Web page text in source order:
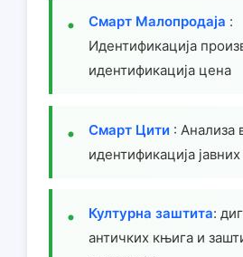
Смарт Малопродаја :
Идентификација
идентификација цена
Смарт Цити : Анализа
идентификација
Културна заштита:
античких књига и